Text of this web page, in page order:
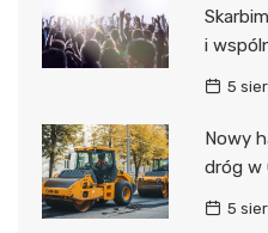
i
5
Nowy
dróg w
5